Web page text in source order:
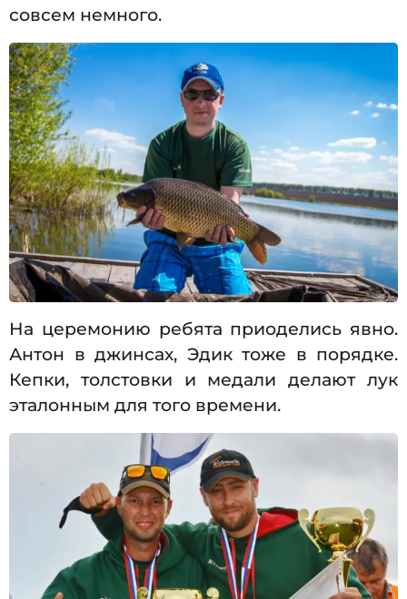
совсем немного.
На церемонию ребята приоделись явно.
Антон в джинсах, Эдик тоже в порядке.
Кепки, толстовки и медали делают лук
эталонным для того времени.